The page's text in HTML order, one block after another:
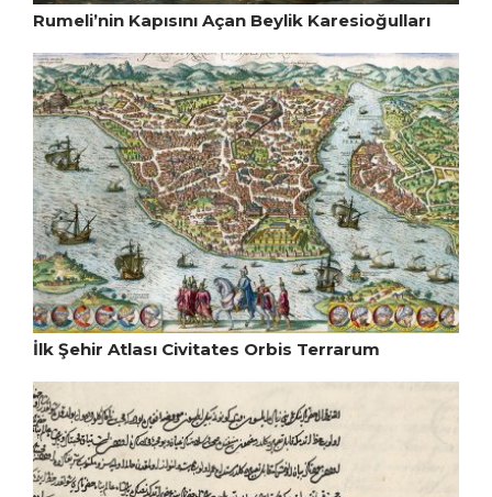
Rumeli’nin Kapısını Açan Beylik Karesioğulları
İlk Şehir Atlası Civitates Orbis Terrarum